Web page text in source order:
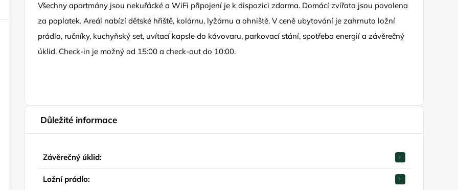
Všechny apartmány jsou nekuřácké a WiFi připojení je k dispozici zdarma. Domácí zvířata jsou povolena
za poplatek. Areál nabízí dětské hřiště, kolárnu, lyžárnu a ohniště. V ceně ubytování je zahrnuto ložní
prádlo, ručníky, kuchyňský set, uvítací kapsle do kávovaru, parkovací stání, spotřeba energií a závěrečný
úklid. Check-in je možný od 15:00 a check-out do 10:00.
Důležité informace
Závěrečný úklid: i
Ložní prádlo: i